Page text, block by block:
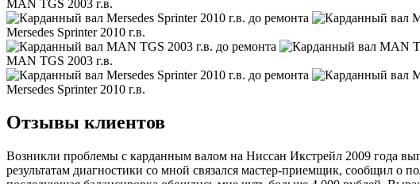
MAN TGS 2003 г.в.
Mersedes Sprinter 2010 г.в.
MAN TGS 2003 г.в.
Mersedes Sprinter 2010 г.в.
Отзывы клиентов
Возникли проблемы с карданным валом на Ниссан Икстрейл 2009 года
результатам диагностики со мной связался мастер-приемщик, сообщил о